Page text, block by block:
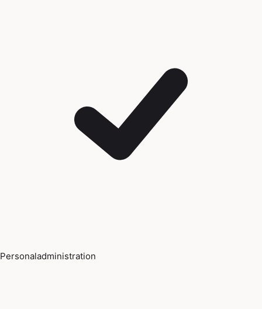
Personaladministration